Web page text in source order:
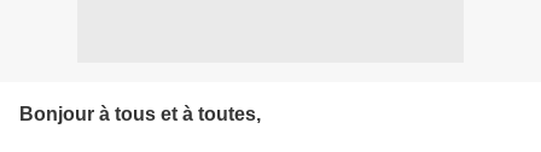
Bonjour à tous et à toutes,